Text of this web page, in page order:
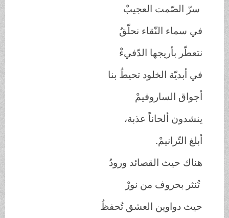
سرّ الصّمت العجيبْ
في سماء النّقاء نحلّقُ
نتعطّر بأريجها الدّفيءْ
في أبديّة الخلود تحيطُ بنا
أجواق الساروفيمْ
ينشدون ألحاناً عذبة،
أبلغ التّرانيمْ.
هناك حيث القصائد ورودُ
تُنثر بحروف من نورْ
حيث دواوين العشق تُحفظُ